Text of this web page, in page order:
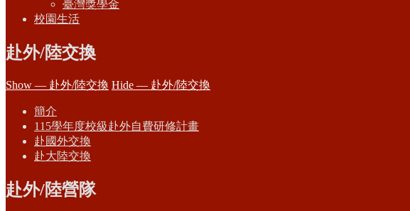
臺灣獎學金
校園生活
赴外/陸交換
Show — 赴外/陸交換 Hide — 赴外/陸交換
簡介
115學年度校級赴外自費研修計畫
赴國外交換
赴大陸交換
赴外/陸營隊